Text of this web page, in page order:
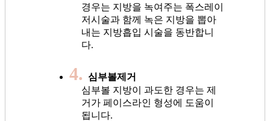
경우는 지방을 녹여주는 폭스레이
저시술과 함께 녹은 지방을 뽑아
내는 지방흡입 시술을 동반합니
다.
4. 심부볼제거
심부볼 지방이 과도한 경우는 제
거가 페이스라인 형성에 도움이
됩니다.